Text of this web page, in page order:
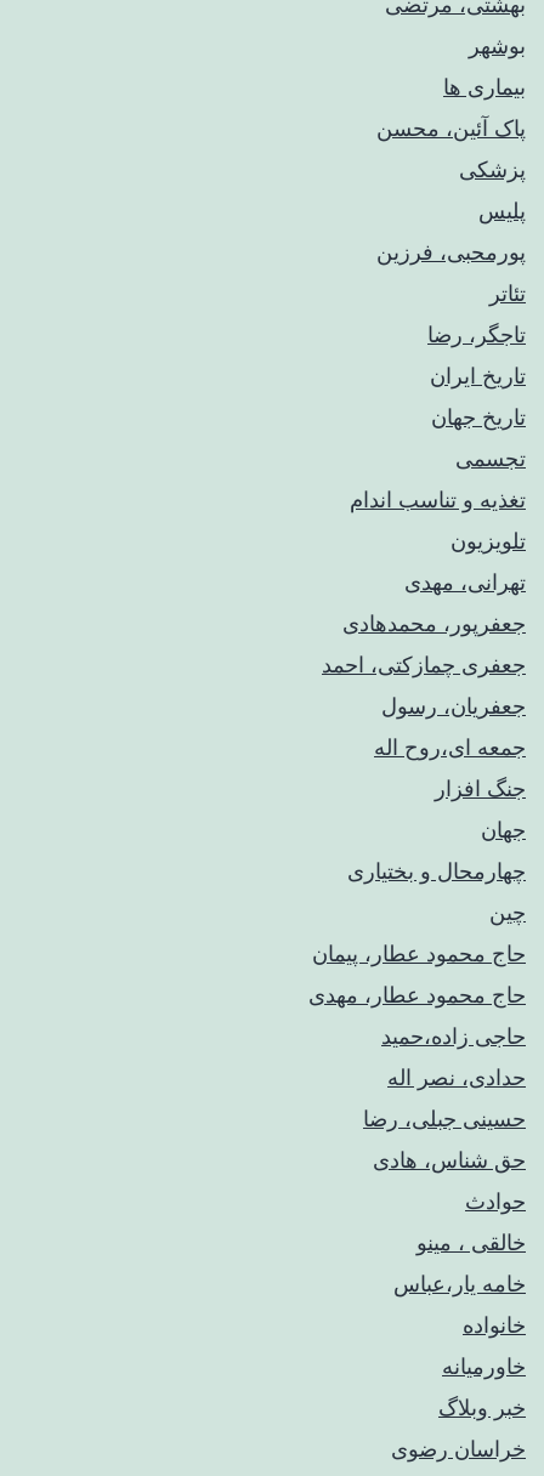
بوشهر
بیماری ها
پاک آئین، محسن
پزشکی
پلیس
پورمحبی، فرزین
تئاتر
تاجگر، رضا
تاریخ ایران
تاریخ جهان
تجسمی
تغذیه و تناسب اندام
تلویزیون
تهرانی، مهدی
جعفرپور، محمدهادی
جعفری چمازکتی، احمد
جعفریان، رسول
جمعه ای،روح اله
جنگ افزار
جهان
چهارمحال و بختیاری
چین
حاج محمود عطار، پیمان
حاج محمود عطار، مهدی
حاجی زاده،حمید
حدادی، نصر اله
حسینی جبلی، رضا
حق شناس، هادی
حوادث
خالقی ، مینو
خامه یار،عباس
خانواده
خاورمیانه
خبر وبلاگ
خراسان رضوی